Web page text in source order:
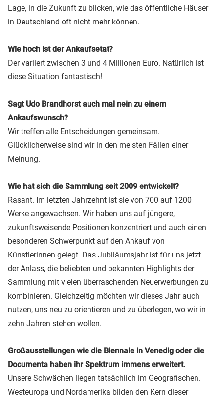
Lage, in die Zukunft zu blicken, wie das öffentliche Häuser
in Deutschland oft nicht mehr können.
Wie hoch ist der Ankaufsetat?
Der variiert zwischen 3 und 4 Millionen Euro. Natürlich ist
diese Situation fantastisch!
Sagt Udo Brandhorst auch mal nein zu einem
Ankaufswunsch?
Wir treffen alle Entscheidungen gemeinsam.
Glücklicherweise sind wir in den meisten Fällen einer
Meinung.
Wie hat sich die Sammlung seit 2009 entwickelt?
Rasant. Im letzten Jahrzehnt ist sie von 700 auf 1200
Werke angewachsen. Wir haben uns auf jüngere,
zukunftsweisende Positionen konzentriert und auch einen
besonderen Schwerpunkt auf den Ankauf von
Künstlerinnen gelegt. Das Jubiläumsjahr ist für uns jetzt
der Anlass, die beliebten und bekannten Highlights der
Sammlung mit vielen überraschenden Neuerwerbungen zu
kombinieren. Gleichzeitig möchten wir dieses Jahr auch
nutzen, uns neu zu orientieren und zu überlegen, wo wir in
zehn Jahren stehen wollen.
Großausstellungen wie die Biennale in Venedig oder die
Documenta haben ihr Spektrum immens erweitert.
Unsere Schwächen liegen tatsächlich im Geografischen.
Westeuropa und Nordamerika bilden den Kern dieser